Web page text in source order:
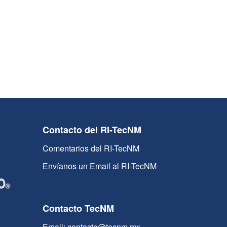
Contacto del RI-TecNM
Comentarios del RI-TecNM
Envíanos un Email al RI-TecNM
Contacto TecNM